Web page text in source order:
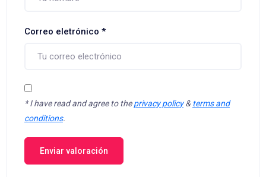
Correo eletrónico *
*I have read and agree to theprivacy policy& terms and
conditions.
Enviar valoración